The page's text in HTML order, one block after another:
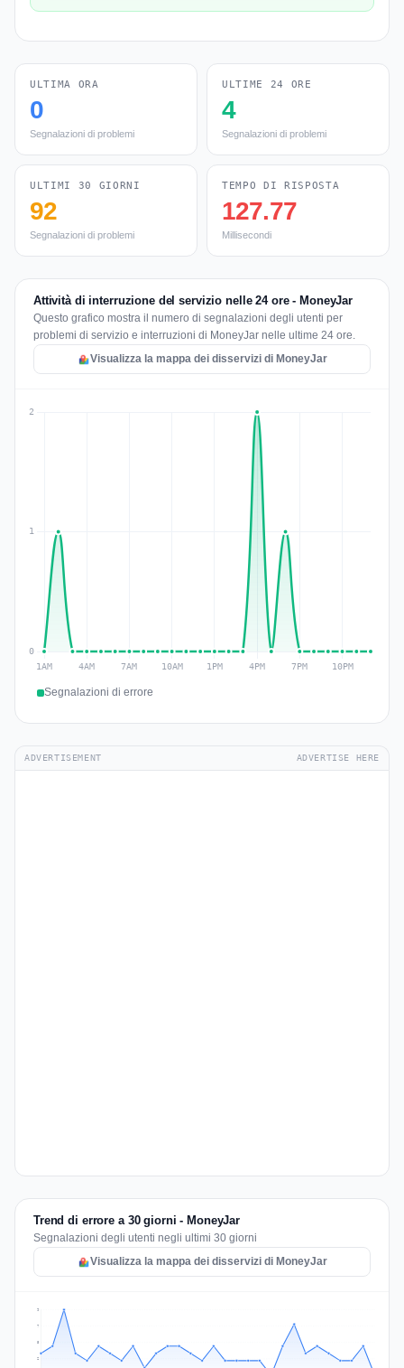
ULTIMA ORA
0
Segnalazioni di problemi
ULTIME 24 ORE
4
Segnalazioni di problemi
ULTIMI 30 GIORNI
92
Segnalazioni di problemi
TEMPO DI RISPOSTA
127.77
Millisecondi
Attività di interruzione del servizio nelle 24 ore - MoneyJar
Questo grafico mostra il numero di segnalazioni degli utenti per
problemi di servizio e interruzioni di MoneyJar nelle ultime 24 ore.
Visualizza la mappa dei disservizi di MoneyJar
Segnalazioni di errore
ADVERTISEMENT ADVERTISE HERE
Trend di errore a 30 giorni - MoneyJar
Segnalazioni degli utenti negli ultimi 30 giorni
Visualizza la mappa dei disservizi di MoneyJar
2
5
7
9